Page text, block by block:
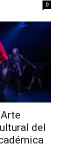
0
del